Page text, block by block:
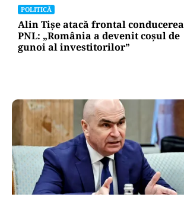
POLITICĂ
Alin Tișe atacă frontal conducerea
PNL: „România a devenit coșul de
gunoi al investitorilor”